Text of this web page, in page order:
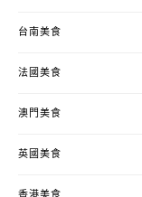
台南美食
法國美食
澳門美食
英國美食